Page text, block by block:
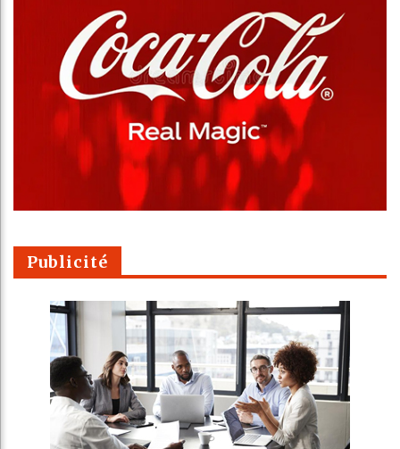
Publicité